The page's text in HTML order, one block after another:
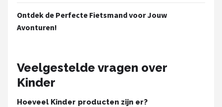
Ontdek de Perfecte Fietsmand voor Jouw
Avonturen!
Veelgestelde vragen over
Kinder
Hoeveel Kinder producten zijn er?